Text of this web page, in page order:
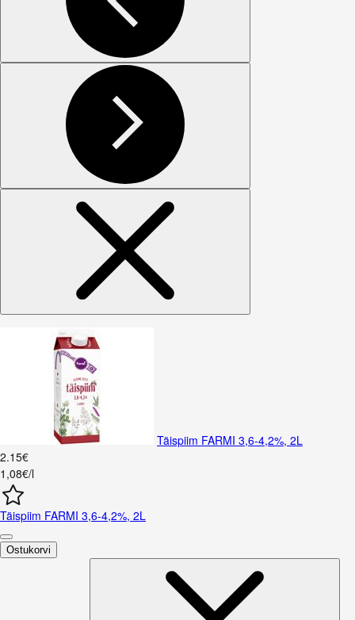
Täispiim FARMI 3,6-4,2%, 2L
2.15€
1,08€/l
Täispiim FARMI 3,6-4,2%, 2L
Ostukorvi